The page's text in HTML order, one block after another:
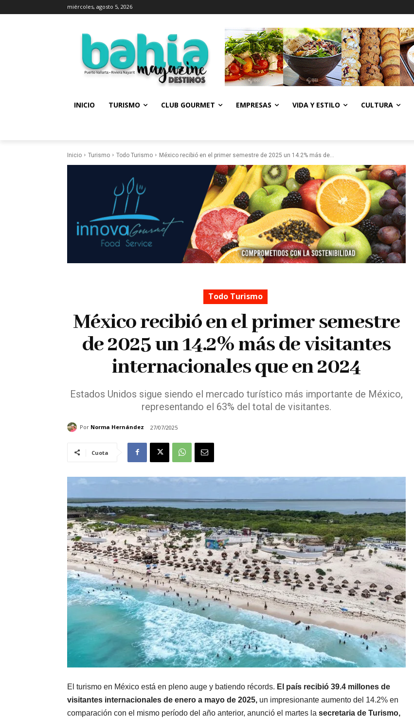
miércoles, agosto 5, 2026
INICIO TURISMO CLUB GOURMET EMPRESAS VIDA Y ESTILO CULTURA
Inicio Turismo Todo Turismo México recibió en el primer semestre de 2025 un 14.2% más de...
Todo Turismo
México recibió en el primer semestre
de 2025 un 14.2% más de visitantes
internacionales que en 2024
Estados Unidos sigue siendo el mercado turístico más importante de México,
representando el 63% del total de visitantes.
Por Norma Hernández 27/07/2025
Cuota
El turismo en México está en pleno auge y batiendo récords. El país recibió 39.4 millones de
visitantes internacionales de enero a mayo de 2025, un impresionante aumento del 14.2% en
comparación con el mismo período del año anterior, anunció el martes la secretaria de Turismo,